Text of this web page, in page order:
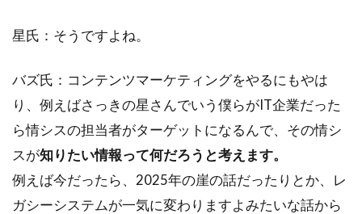
星氏：そうですよね。
バズ氏：コンテンツマーケティングをやるにもやは
り、例えばさっきの星さんでいう僕らがIT企業だった
ら情シスの担当者がターゲットになるんで、その情シ
スが知りたい情報って何だろうと考えます。
例えば今だったら、2025年の崖の話だったりとか、レ
ガシーシステムが一気に変わりますよみたいな話から